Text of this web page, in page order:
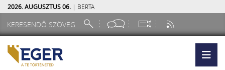
2026. AUGUSZTUS 06. | BERTA